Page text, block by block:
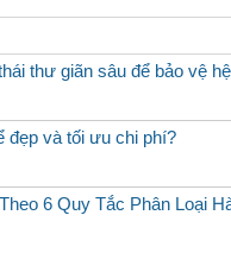
thư giãn sâu để bảo vệ
đẹp và tối ưu chi phí?
6 Quy Tắc Phân Loại